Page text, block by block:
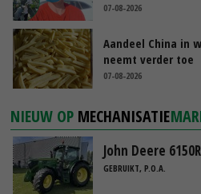
07-08-2026
Aandeel China in
neemt verder toe
07-08-2026
NIEUW OP MECHANISATIE
John Deere
GEBRUIKT, P.O.A.